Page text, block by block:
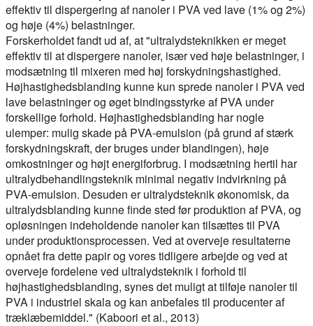
effektiv til dispergering af nanoler i PVA ved lave (1% og 2%)
og høje (4%) belastninger.
Forskerholdet fandt ud af, at "ultralydsteknikken er meget
effektiv til at dispergere nanoler, især ved høje belastninger, i
modsætning til mixeren med høj forskydningshastighed.
Højhastighedsblanding kunne kun sprede nanoler i PVA ved
lave belastninger og øget bindingsstyrke af PVA under
forskellige forhold. Højhastighedsblanding har nogle
ulemper: mulig skade på PVA-emulsion (på grund af stærk
forskydningskraft, der bruges under blandingen), høje
omkostninger og højt energiforbrug. I modsætning hertil har
ultralydbehandlingsteknik minimal negativ indvirkning på
PVA-emulsion. Desuden er ultralydsteknik økonomisk, da
ultralydsblanding kunne finde sted før produktion af PVA, og
opløsningen indeholdende nanoler kan tilsættes til PVA
under produktionsprocessen. Ved at overveje resultaterne
opnået fra dette papir og vores tidligere arbejde og ved at
overveje fordelene ved ultralydsteknik i forhold til
højhastighedsblanding, synes det muligt at tilføje nanoler til
PVA i industriel skala og kan anbefales til producenter af
træklæbemiddel." (Kaboori et al., 2013)